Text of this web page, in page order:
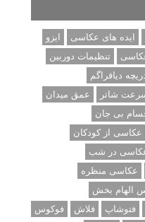
ایده های عکاسی
ایزو
تنظیمات دوربین
دیافراگم
شاتر
عمق میدان
بی جان
عکاسی از کودکان
در شب
عکاسی منظره
الهام بخش
فتوشاپ فلاش
فوکوس